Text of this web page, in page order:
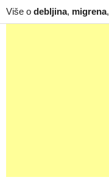
Više o debljina, migrena,